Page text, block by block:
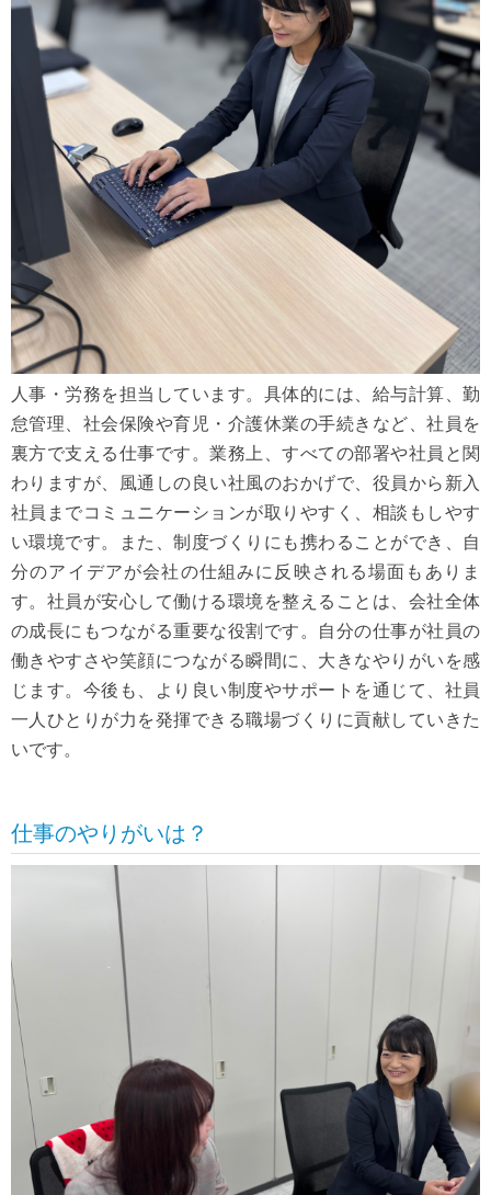
人事・労務を担当しています。具体的には、給与計算、勤
怠管理、社会保険や育児・介護休業の手続きなど、社員を
裏方で支える仕事です。業務上、すべての部署や社員と関
わりますが、風通しの良い社風のおかげで、役員から新入
社員までコミュニケーションが取りやすく、相談もしやす
い環境です。また、制度づくりにも携わることができ、自
分のアイデアが会社の仕組みに反映される場面もありま
す。社員が安心して働ける環境を整えることは、会社全体
の成長にもつながる重要な役割です。自分の仕事が社員の
働きやすさや笑顔につながる瞬間に、大きなやりがいを感
じます。今後も、より良い制度やサポートを通じて、社員
一人ひとりが力を発揮できる職場づくりに貢献していきた
いです。
仕事のやりがいは？